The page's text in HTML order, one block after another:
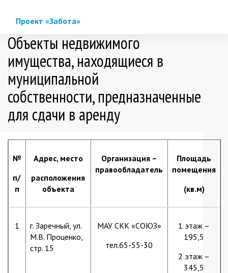
Проект «Забота»
Объекты недвижимого
имущества, находящиеся в
муниципальной
собственности, предназначенные
для сдачи в аренду
№
п/
п
Адрес, место
расположения
объекта
Организация –
правообладатель
Площадь
помещения
(кв.м)
1
г. Заречный, ул.
М.В. Проценко,
стр. 15
МАУ СКК «СОЮЗ»
тел.65-55-30
1 этаж –
195,5
2 этаж –
345,5